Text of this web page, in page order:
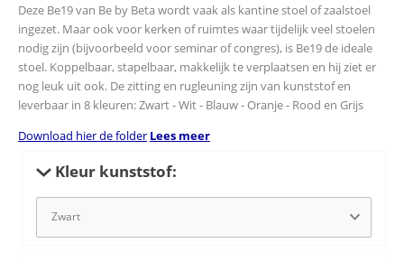
Deze Be19 van Be by Beta wordt vaak als kantine stoel of zaalstoel
ingezet. Maar ook voor kerken of ruimtes waar tijdelijk veel stoelen
nodig zijn (bijvoorbeeld voor seminar of congres), is Be19 de ideale
stoel. Koppelbaar, stapelbaar, makkelijk te verplaatsen en hij ziet er
nog leuk uit ook. De zitting en rugleuning zijn van kunststof en
leverbaar in 8 kleuren: Zwart - Wit - Blauw - Oranje - Rood en Grijs
Download hier de folder Lees meer
Kleur kunststof: